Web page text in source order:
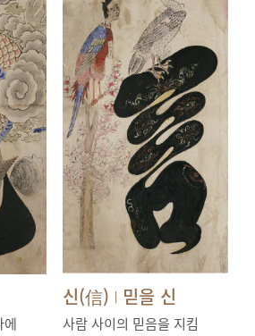
에
신(信) | 믿을 신
사람 사이의 믿음을 지킴